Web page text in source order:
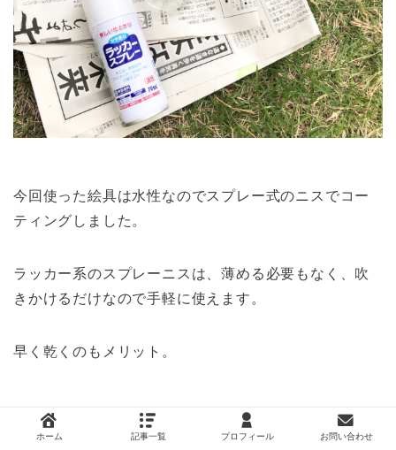
今回使った絵具は水性なのでスプレー式のニスでコー
ティングしました。
ラッカー系のスプレーニスは、薄める必要もなく、吹
きかけるだけなので手軽に使えます。
早く乾くのもメリット。
独特の刺激臭があるので必ず外で作業しま
ホーム 記事一覧 プロフィール お問い合わせ